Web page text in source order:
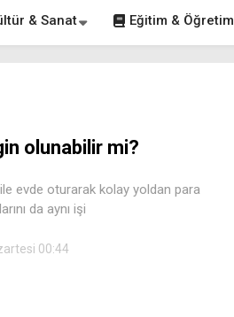
& Sanat Eğitim & Öğretim
olunabilir mi?
evde oturarak kolay yoldan para
da aynı işi
00:44